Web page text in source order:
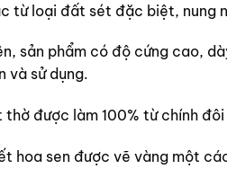
từ loại đất sét đặc biệt, nung
sản phẩm có độ cứng cao,
và sử dụng.
thờ được làm 100% từ chính
hoa sen được vẽ vàng một